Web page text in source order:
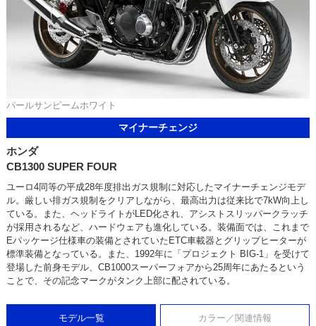
パールサンビームホワイト
マイナーチェンジ
ホンダ
CB1300 SUPER FOUR
ユーロ4同等の平成28年度排出ガス規制に対応したマイナーチェンジモデ
ル。厳しい排ガス規制をクリアしながら、最高出力は従来比で7kW向上し
ている。また、ヘッドライトがLED化され、アシストスリッパークラッチ
が採用されるなど、ハードウェアも進化している。装備面では、これまで
Eパッケージ仕様車の装備とされていたETC車載器とグリップヒーターが
標準装備となっている。また、1992年に「プロジェクト BIG-1」を受けて
登場した前身モデル、CB1000スーパーフォアから25周年にあたるという
ことで、その記念マークがタンク上部に配されている。
モデル一覧 カラー／関連情報